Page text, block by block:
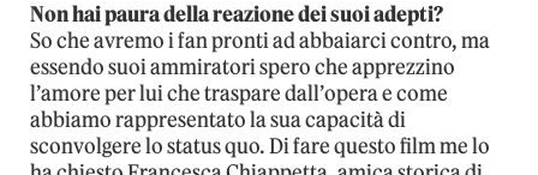
Non hai paura della reazione dei suoi adepti?
So che avremo i fan pronti ad abbaiarci contro, ma
essendo suoi ammiratori spero che apprezzino
l’amore per lui che traspare dall’opera e come
abbiamo rappresentato la sua capacità di
sconvolgere lo status quo. Di fare questo film me lo